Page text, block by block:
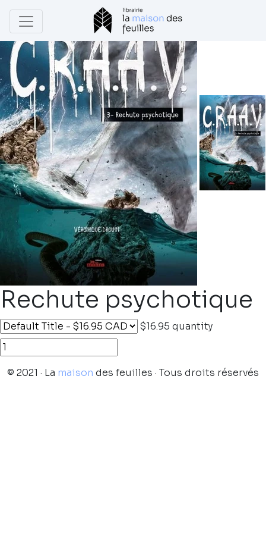
Rechute psychotique
$16.95 quantity
© 2021 · La maison des feuilles · Tous droits réservés